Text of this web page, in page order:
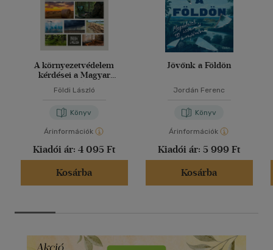
A környezetvédelem
kérdései a Magyar
Földi László
Könyv
Árinformációk
Kiadói ár: 4 095 Ft
Kosárba
Jövőnk a Földön
Jordán Ferenc
Könyv
Árinformációk
Kiadói ár: 5 999 Ft
Kosárba